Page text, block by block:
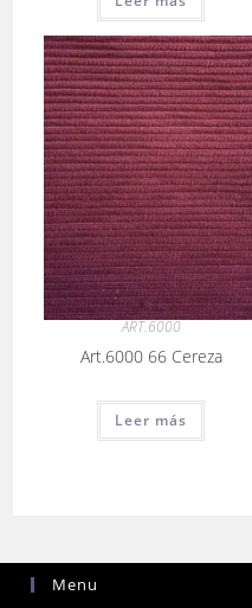
ART.6000
Art.6000 66 Cereza
Leer más
Menu